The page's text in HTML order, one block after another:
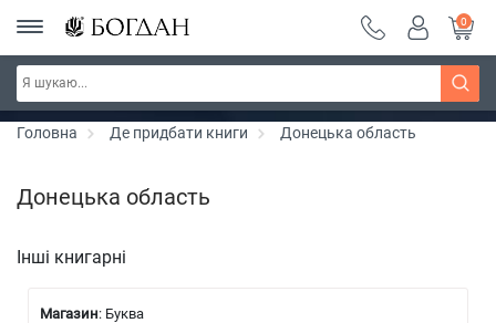
Серія "Чейзіана" ~ знижка 20%
0
Головна Де придбати книги Донецька область
Донецька область
Інші книгарні
Магазин: Буква